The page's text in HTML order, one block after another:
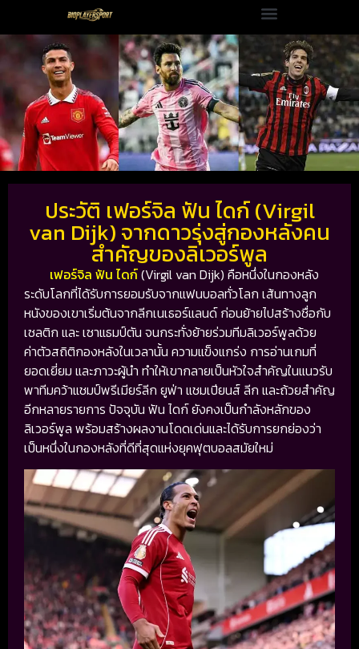
ประวัติ เฟอร์จิล ฟัน ไดก์ (Virgil
van Dijk) จากดาวรุ่งสู่กองหลังคน
สำคัญของลิเวอร์พูล
เฟอร์จิล ฟัน ไดก์(Virgil van Dijk) คือหนึ่งในกองหลัง
ระดับโลกที่ได้รับการยอมรับจากแฟนบอลทั่วโลก เส้นทางลูก
หนังของเขาเริ่มต้นจากลีกเนเธอร์แลนด์ ก่อนย้ายไปสร้างชื่อกับ
เซลติก และ เซาแธมป์ตัน จนกระทั่งย้ายร่วมทีมลิเวอร์พูลด้วย
ค่าตัวสถิติกองหลังในเวลานั้น ความแข็งแกร่ง การอ่านเกมที่
ยอดเยี่ยม และภาวะผู้นำ ทำให้เขากลายเป็นหัวใจสำคัญในแนวรับ
พาทีมคว้าแชมป์พรีเมียร์ลีก ยูฟ่า แชมเปียนส์ ลีก และถ้วยสำคัญ
อีกหลายรายการ ปัจจุบัน ฟัน ไดก์ ยังคงเป็นกำลังหลักของ
ลิเวอร์พูล พร้อมสร้างผลงานโดดเด่นและได้รับการยกย่องว่า
เป็นหนึ่งในกองหลังที่ดีที่สุดแห่งยุคฟุตบอลสมัยใหม่